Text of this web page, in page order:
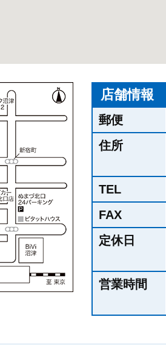
店舗情報
郵便
住所
TEL
FAX
定休日
営業時間